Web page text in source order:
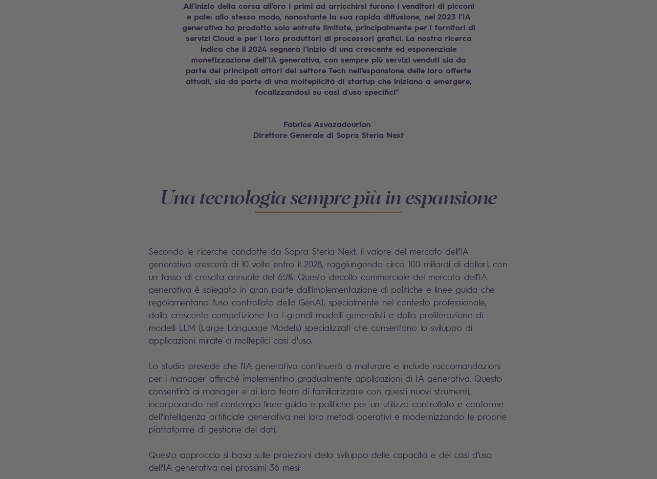
All’inizio della corsa all’oro i primi ad arricchirsi furono i venditori di picconi
e pale: allo stesso modo, nonostante la sua rapida diffusione, nel 2023 l’IA
generativa ha prodotto solo entrate limitate, principalmente per i fornitori di
servizi Cloud e per i loro produttori di processori grafici. La nostra ricerca
indica che il 2024 segnerà l’inizio di una crescente ed esponenziale
monetizzazione dell’IA generativa, con sempre più servizi venduti sia da
parte dei principali attori del settore Tech nell’espansione delle loro offerte
attuali, sia da parte di una molteplicità di startup che iniziano a emergere,
focalizzandosi su casi d’uso specifici”
Fabrice Asvazadourian
Direttore Generale di Sopra Steria Next
Una tecnologia sempre più in espansione
Secondo le ricerche condotte da Sopra Steria Next, il valore del mercato dell’IA
generativa crescerà di 10 volte entro il 2028, raggiungendo circa 100 miliardi di dollari, con
un tasso di crescita annuale del 65%. Questo decollo commerciale del mercato dell’IA
generativa è spiegato in gran parte dall'implementazione di politiche e linee guida che
regolamentano l'uso controllato della GenAI, specialmente nel contesto professionale,
dalla crescente competizione tra i grandi modelli generalisti e dalla proliferazione di
modelli LLM (Large Language Models) specializzati che consentono lo sviluppo di
applicazioni mirate a molteplici casi d'uso.
Lo studio prevede che l'IA generativa continuerà a maturare e include raccomandazioni
per i manager affinché implementino gradualmente applicazioni di IA generativa. Questo
consentirà ai manager e ai loro team di familiarizzare con questi nuovi strumenti,
incorporando nel contempo linee guida e politiche per un utilizzo controllato e conforme
dell'intelligenza artificiale generativa nei loro metodi operativi e modernizzando le proprie
piattaforme di gestione dei dati.
Questo approccio si basa sulle proiezioni dello sviluppo delle capacità e dei casi d’uso
dell'IA generativa nei prossimi 36 mesi: